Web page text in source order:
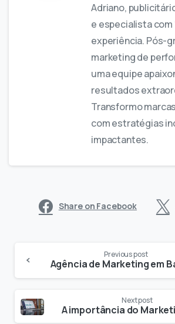
Adriano,
e especialista com
experiência. Pós-
marketing de
uma equipe
resultados
Transformo
com estratégias
impactantes.
Share on Facebook
Previous post
Next post